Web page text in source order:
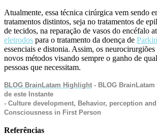
Atualmente, essa técnica cirúrgica vem sendo
tratamentos distintos, seja no tratamentos de
de tecidos, na reparação de vasos do encéfalo
eletrodos para o tratamento da doença de
essenciais e distonia. Assim, os
novos métodos visando sempre o ganho de
pessoas que necessitam.
BLOG BrainLatam Highlight - BLOG
de este Instante
- Culture development, Behavior, perception
Consciousness in First Person
Referências